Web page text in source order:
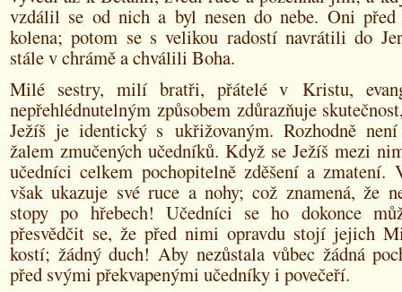
vzdálil se od nich a byl nesen do nebe. Oni
kolena; potom se s velikou radostí navrátili do
stále v chrámě a chválili Boha.
Milé sestry, milí bratři, přátelé v Kristu,
nepřehlédnutelným způsobem zdůrazňuje
Ježíš je identický s ukřižovaným. Rozhodně
žalem zmučených učedníků. Když se Ježíš mezi
učedníci celkem pochopitelně zděšení a zmatení.
však ukazuje své ruce a nohy; což znamená, že
stopy po hřebech! Učedníci se ho dokonce
přesvědčit se, že před nimi opravdu stojí jejich
kostí; žádný duch! Aby nezůstala vůbec žádná
před svými překvapenými učedníky i povečeří.